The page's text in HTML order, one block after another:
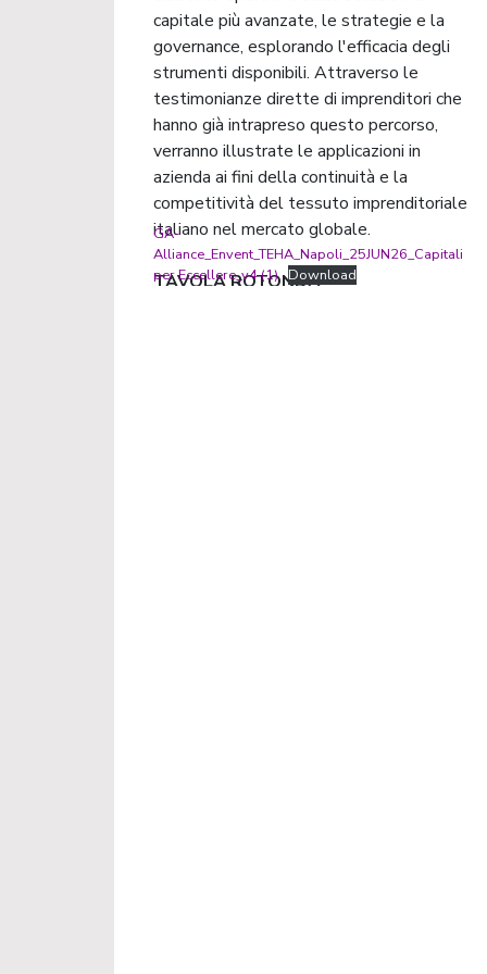
capitale più avanzate, le strategie e la
governance, esplorando l'efficacia degli
strumenti disponibili. Attraverso le
testimonianze dirette di imprenditori che
hanno già intrapreso questo percorso,
verranno illustrate le applicazioni in
azienda ai fini della continuità e la
competitività del tessuto imprenditoriale
italiano nel mercato globale.
TAVOLA ROTONDA
GA-
Alliance_Envent_TEHA_Napoli_25JUN26_Capitali
per Eccellere_v4 (1) Download